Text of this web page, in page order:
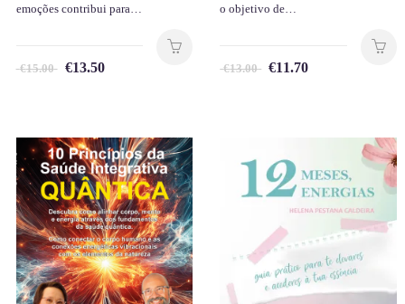
emoções contribui para…
€15.00 €13.50
o objetivo de…
€13.00 €11.70